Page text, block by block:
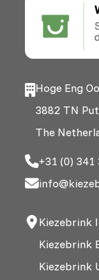
Hoge Eng
3882 TN
The
+31 (0) 341
Kiezebrink
Kiezebrink
Kiezebrink